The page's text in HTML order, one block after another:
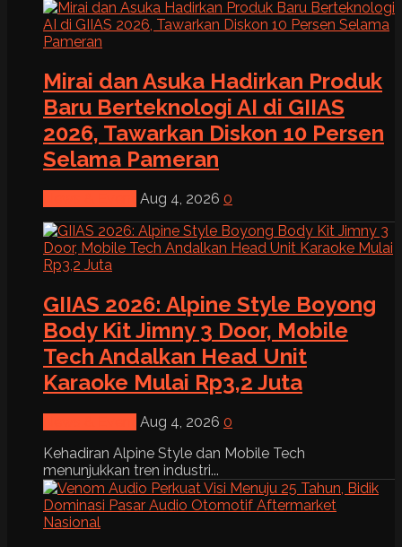
Mirai dan Asuka Hadirkan Produk
Baru Berteknologi AI di GIIAS
2026, Tawarkan Diskon 10 Persen
Selama Pameran
Aug 4, 2026 0
GIIAS 2026: Alpine Style Boyong
Body Kit Jimny 3 Door, Mobile
Tech Andalkan Head Unit
Karaoke Mulai Rp3,2 Juta
Aug 4, 2026 0
Kehadiran Alpine Style dan Mobile Tech
menunjukkan tren industri...